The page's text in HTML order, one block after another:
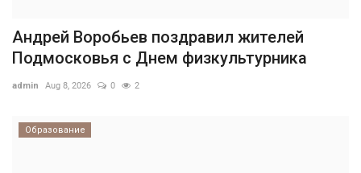
Андрей Воробьев поздравил жителей
Подмосковья с Днем физкультурника
admin Aug 8, 2026 0 2
Образование